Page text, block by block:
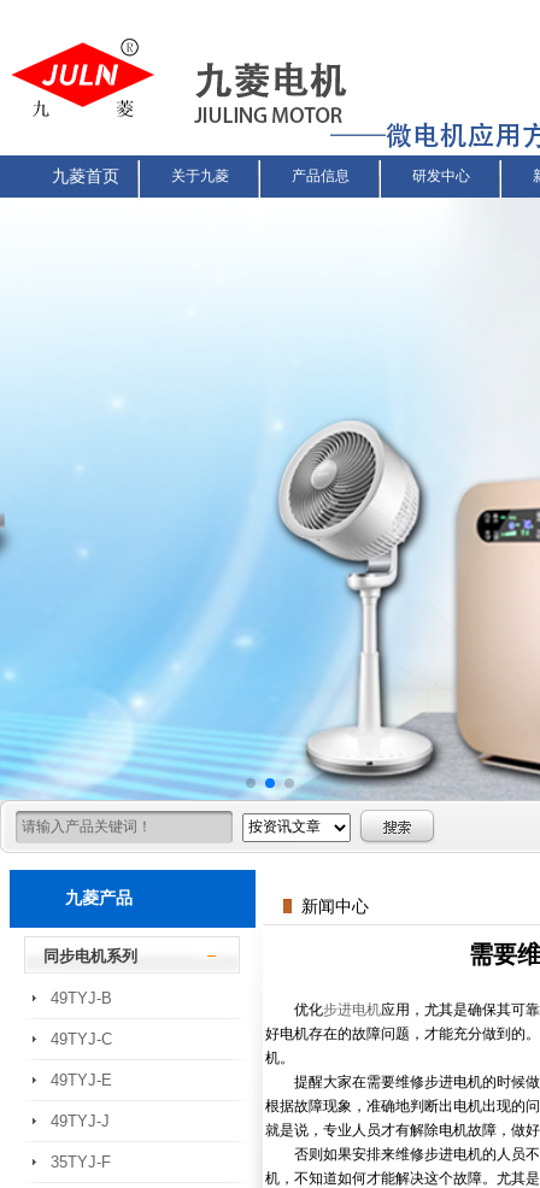
九菱首页 关于九菱 产品信息 研发中心
九菱产品
同步电机系列
49TYJ-B
49TYJ-C
49TYJ-E
49TYJ-J
35TYJ-F
新闻中心
需要
优化步进电机应用，尤其是确保其可
好电机存在的故障问题，才能充分做到的
机。
提醒大家在需要维修步进电机的时候做
根据故障现象，准确地判断出电机出现的
就是说，专业人员才有解除电机故障，做
否则如果安排来维修步进电机的人员不
机，不知道如何才能解决这个故障。尤其